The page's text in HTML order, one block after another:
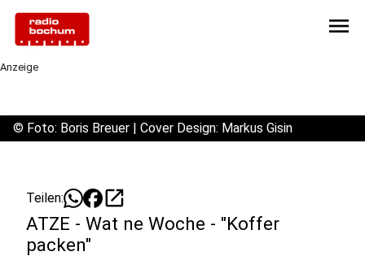
menu
Anzeige
© Foto: Boris Breuer | Cover Design: Markus Gisin
Teilen: open_in_new
ATZE - Wat ne Woche - "Koffer
packen"